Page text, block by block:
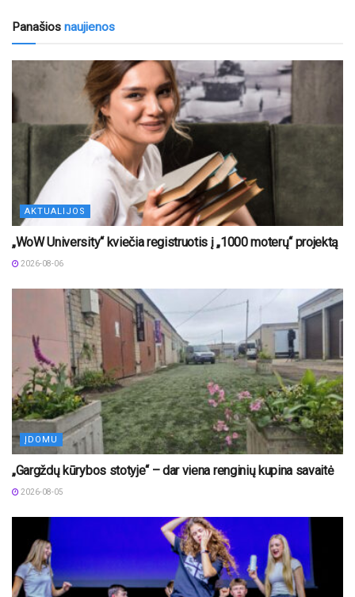
Panašios naujienos
AKTUALIJOS
„WoW University“ kviečia registruotis į „1000 moterų“ projektą
2026-08-06
ĮDOMU
„Gargždų kūrybos stotyje“ – dar viena renginių kupina savaitė
2026-08-05